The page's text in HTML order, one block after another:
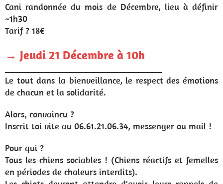
Cani randonnée du mois de Décembre, lieu à définir
~1h30
Tarif ? 18€
→ Jeudi 21 Décembre à 10h
Le tout dans la bienveillance, le respect des émotions
de chacun et la solidarité.
Alors, convaincu ?
Inscrit toi vite au 06.61.21.06.34, messenger ou mail !
Pour qui ?
Tous les chiens sociables ! (Chiens réactifs et femelles
en périodes de chaleurs interdits).